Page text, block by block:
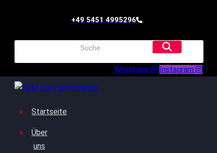
+49 5451 4995296
Whatsapp Instagram
Startseite
Über
uns